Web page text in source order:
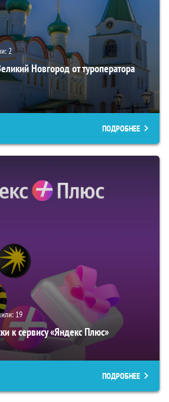
2
Новгород от туроператора
ПОДРОБНЕЕ
19
к сервису «Яндекс Плюс»
ПОДРОБНЕЕ